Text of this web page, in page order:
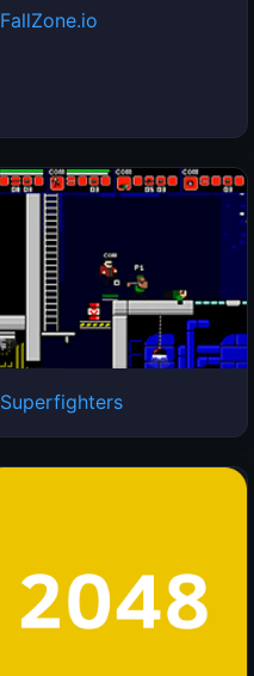
FallZone.io
Superfighters